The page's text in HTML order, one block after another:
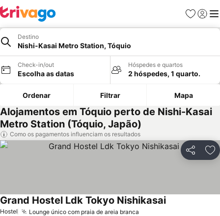
Favoritos
Iniciar
Destino
Nishi-Kasai Metro Station, Tóquio
Check-in/out
Escolha as datas
Hóspedes e quartos
2 hóspedes, 1 quarto.
Ordenar Filtrar Mapa
Alojamentos em Tóquio perto de Nishi-Kasai
Metro Station (Tóquio, Japão)
Como os pagamentos influenciam os resultados
Partilhar
Hostel Lounge único com praia de areia branca
Grand Hostel Ldk Tokyo NishikasaiVer preços